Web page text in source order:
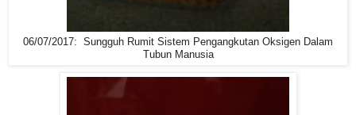
06/07/2017: Sungguh Rumit Sistem Pengangkutan Oksigen Dalam
Tubun Manusia